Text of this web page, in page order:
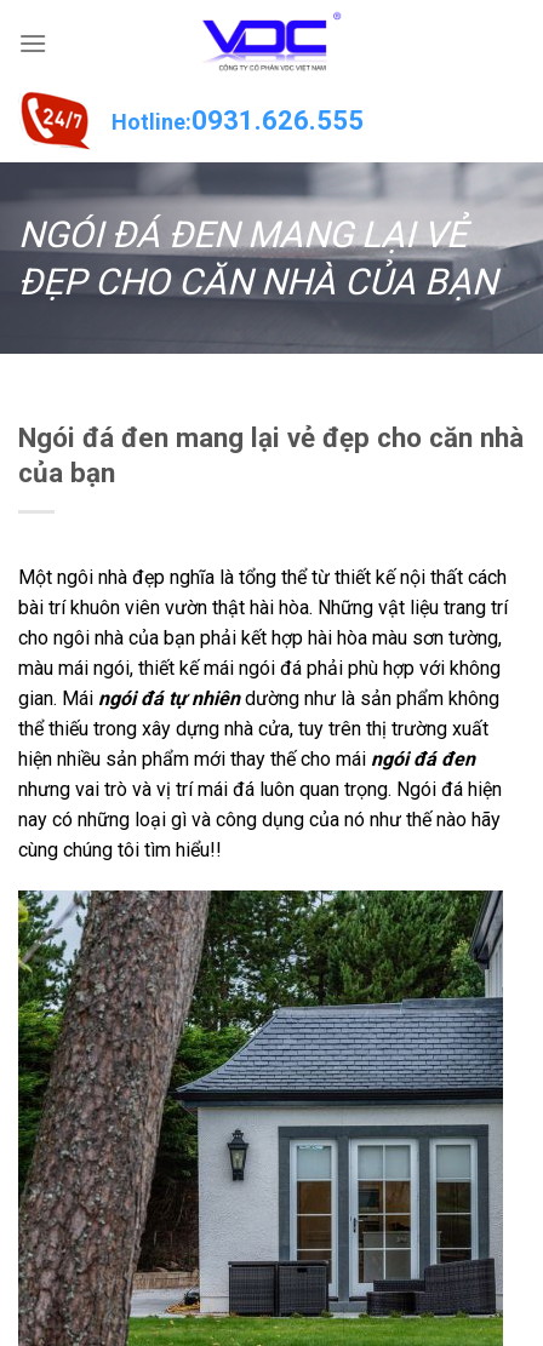
Hotline:0931.626.555
NGÓI ĐÁ ĐEN MANG LẠI VẺ
ĐẸP CHO CĂN NHÀ CỦA BẠN
Ngói đá đen mang lại vẻ đẹp cho căn nhà
của bạn
Một ngôi nhà đẹp nghĩa là tổng thể từ thiết kế nội thất cách
bài trí khuôn viên vườn thật hài hòa. Những vật liệu trang trí
cho ngôi nhà của bạn phải kết hợp hài hòa màu sơn tường,
màu mái ngói, thiết kế mái ngói đá phải phù hợp với không
gian. Mái ngói đá tự nhiêndường như là sản phẩm không
thể thiếu trong xây dựng nhà cửa, tuy trên thị trường xuất
hiện nhiều sản phẩm mới thay thế cho mái ngói đá đen
nhưng vai trò và vị trí mái đá luôn quan trọng. Ngói đá hiện
nay có những loại gì và công dụng của nó như thế nào hãy
cùng chúng tôi tìm hiểu!!